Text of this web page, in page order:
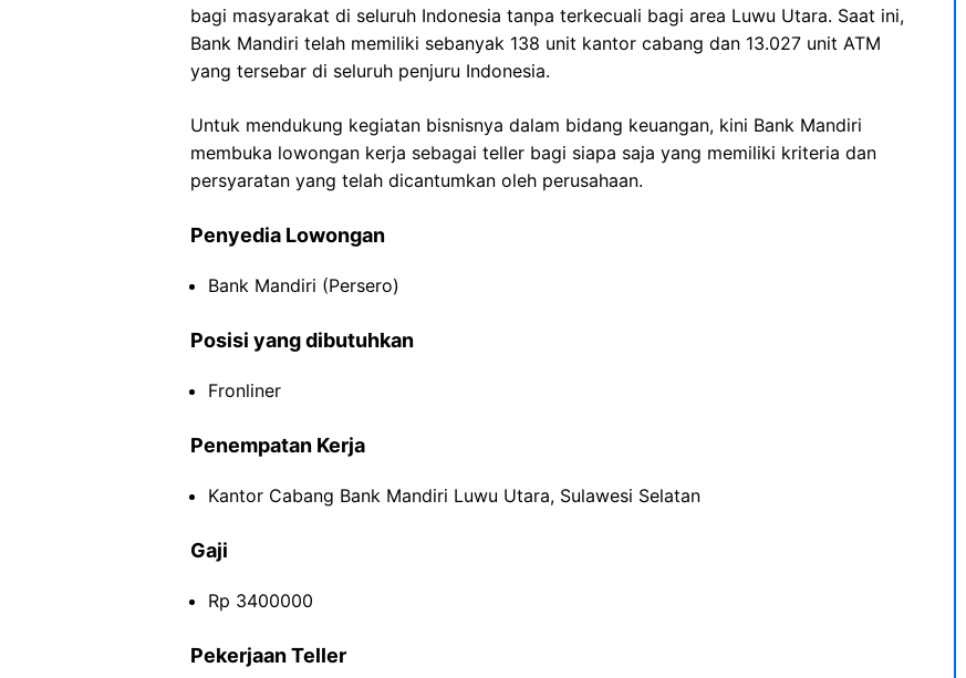
bagi masyarakat di seluruh Indonesia tanpa terkecuali bagi area Luwu Utara. Saat ini,
Bank Mandiri telah memiliki sebanyak 138 unit kantor cabang dan 13.027 unit ATM
yang tersebar di seluruh penjuru Indonesia.
Untuk mendukung kegiatan bisnisnya dalam bidang keuangan, kini Bank Mandiri
membuka lowongan kerja sebagai teller bagi siapa saja yang memiliki kriteria dan
persyaratan yang telah dicantumkan oleh perusahaan.
Penyedia Lowongan
Bank Mandiri (Persero)
Posisi yang dibutuhkan
Fronliner
Penempatan Kerja
Kantor Cabang Bank Mandiri Luwu Utara, Sulawesi Selatan
Gaji
Rp 3400000
Pekerjaan Teller